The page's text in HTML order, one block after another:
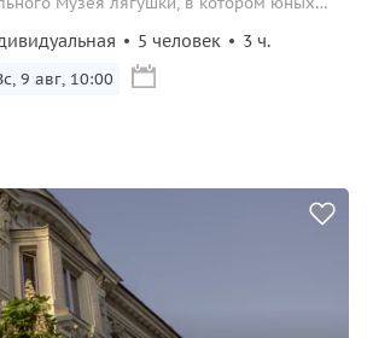
5 человек 3 ч.
9 авг, 10:00